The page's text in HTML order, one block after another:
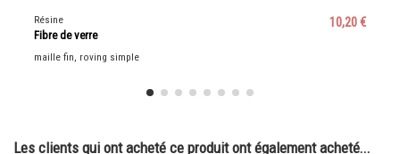
Résine
Fibre de verre
10,20 €
maille fin, roving simple
Les clients qui ont acheté ce produit ont également acheté...